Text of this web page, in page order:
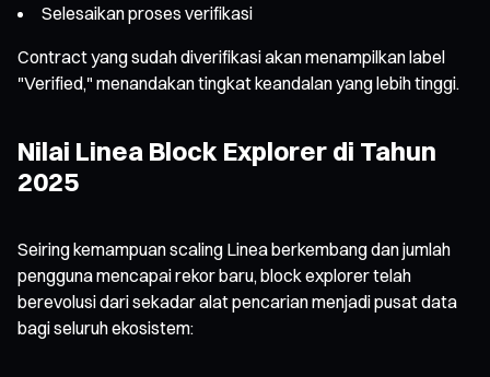
Selesaikan proses verifikasi
Contract yang sudah diverifikasi akan menampilkan label
"Verified," menandakan tingkat keandalan yang lebih tinggi.
Nilai Linea Block Explorer di Tahun
2025
Seiring kemampuan scaling Linea berkembang dan jumlah
pengguna mencapai rekor baru, block explorer telah
berevolusi dari sekadar alat pencarian menjadi pusat data
bagi seluruh ekosistem: